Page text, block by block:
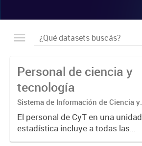
Personal de ciencia y
tecnología
Sistema de Información de Ciencia y
Tecnología Argentino (SICYTAR)
El personal de CyT en una unidad
estadística incluye a todas las
personas involucradas